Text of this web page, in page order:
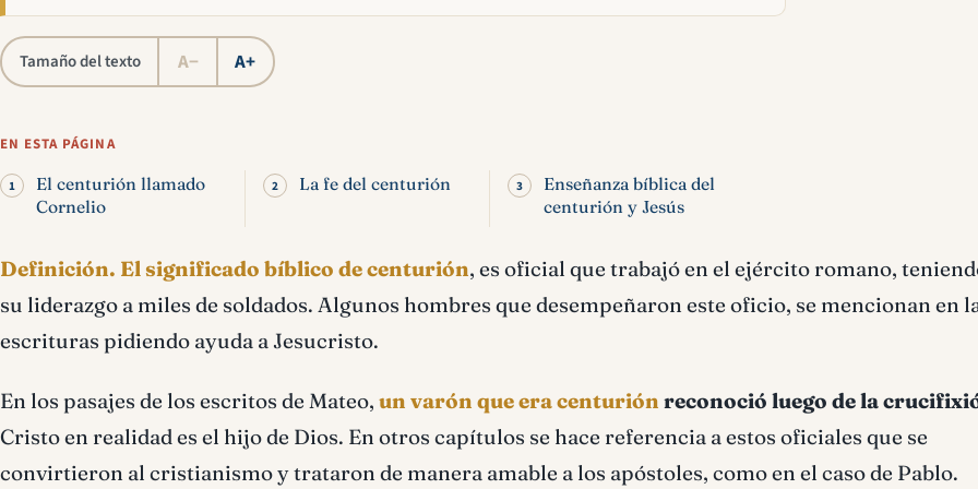
Tamaño del texto A− A+
EN ESTA PÁGINA
El centurión llamado
Cornelio
La fe del centurión
Enseñanza bíblica del
centurión y Jesús
Definición. El significado bíblico de centurión, es oficial que trabajó en el ejército romano,
su liderazgo a miles de soldados. Algunos hombres que desempeñaron este oficio, se mencionan en
escrituras pidiendo ayuda a Jesucristo.
En los pasajes de los escritos de Mateo, un varón que era centurión reconoció luego de la
Cristo en realidad es el hijo de Dios. En otros capítulos se hace referencia a estos oficiales que se
convirtieron al cristianismo y trataron de manera amable a los apóstoles, como en el caso de Pablo.